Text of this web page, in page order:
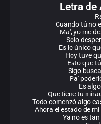
Letra de
Cuando tú no
Ma', yo me
Solo
Es lo único
Hoy tuve
Esto que
Sigo
Pa'
Es
Que tiene tu
Todo comenzó algo
Ahora el estado de
Ya no es